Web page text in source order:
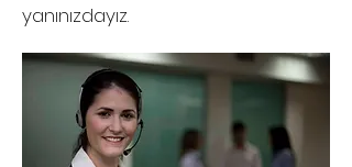
yanınızdayız.